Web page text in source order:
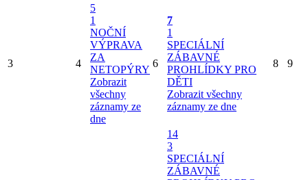
3 4
5
1
NOČNÍ
VÝPRAVA
ZA
NETOPÝRY
Zobrazit
všechny
záznamy ze
dne
6
7
1
SPECIÁLNÍ
ZÁBAVNÉ
PROHLÍDKY PRO
DĚTI
Zobrazit všechny
záznamy ze dne
8 9
14
3
SPECIÁLNÍ
ZÁBAVNÉ